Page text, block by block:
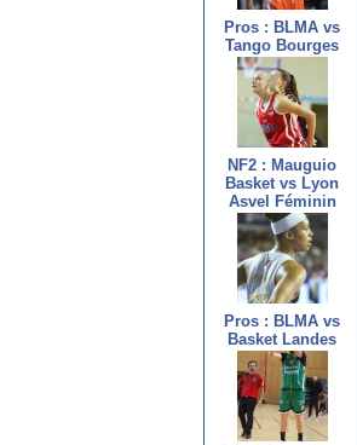
Pros : BLMA vs
Tango Bourges
NF2 : Mauguio
Basket vs Lyon
Asvel Féminin
Pros : BLMA vs
Basket Landes